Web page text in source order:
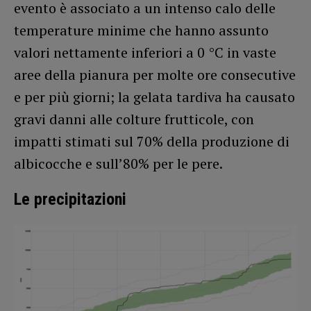
evento è associato a un intenso calo delle
temperature minime che hanno assunto
valori nettamente inferiori a 0 °C in vaste
aree della pianura per molte ore consecutive
e per più giorni; la gelata tardiva ha causato
gravi danni alle colture frutticole, con
impatti stimati sul 70% della produzione di
albicocche e sull’80% per le pere.
Le precipitazioni